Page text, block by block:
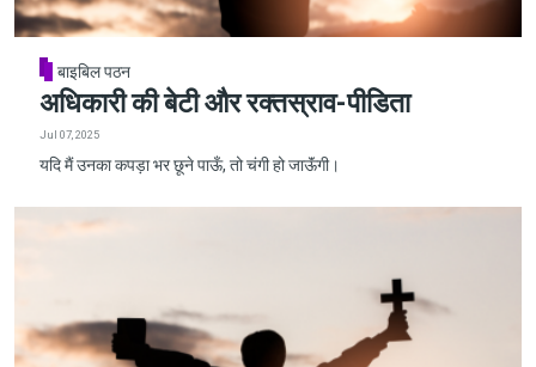
बाइबिल पठन
अधिकारी की बेटी और रक्तस्राव-पीडिता
Jul 07, 2025
यदि मैं उनका कपड़ा भर छूने पाऊँ, तो चंगी हो जाऊॅंगी।